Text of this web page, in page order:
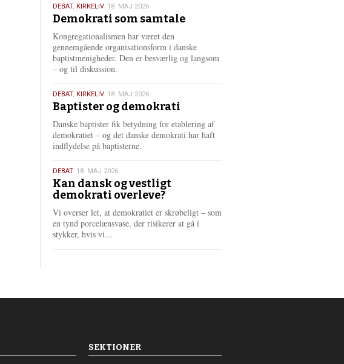
18.
maj
2026
DEBAT, KIRKELIV 18. MAJ 2026
Demokrati som samtale
Kongregationalismen har været den
gennemgående organisationsform i danske
baptistmenigheder. Den er besværlig og langsom
– og til diskussion.
18.
maj
2026
DEBAT, KIRKELIV 18. MAJ 2026
Baptister og demokrati
Danske baptister fik betydning for etablering af
demokratiet – og det danske demokrati har haft
indflydelse på baptisterne.
18.
maj
2026
DEBAT 18. MAJ 2026
Kan dansk og vestligt
demokrati overleve?
Vi overser let, at demokratiet er skrøbeligt – som
en tynd porcelænsvase, der risikerer at gå i
stykker, hvis vi…
e
SEKTIONER